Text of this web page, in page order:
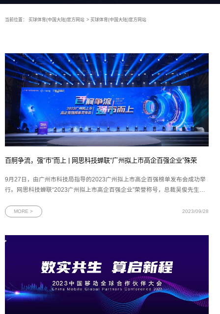
当前位置： 买球体育(中国大陆)官方网站 > 买球体育(中国大陆)官方网站
百舸争流，强“市”而上 | 网思科技蝉联“广州拟上市高企百强企业”殊荣
9月27日，由广州市科技局指导的2023广州拟上市高企百强榜单发布会成功举
行。网思科技蝉联“2023广州拟上市高企百强企业”荣誉称号，总裁吴俊先生代
强榜单发布会现场作为广州的杰出企业代表，网思科技的发展历程与广州的快
MORE > 2023/09/28